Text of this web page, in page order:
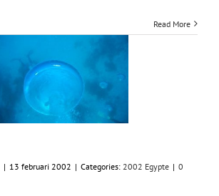
Read More
| 13 februari 2002 | Categories: 2002 Egypte | 0